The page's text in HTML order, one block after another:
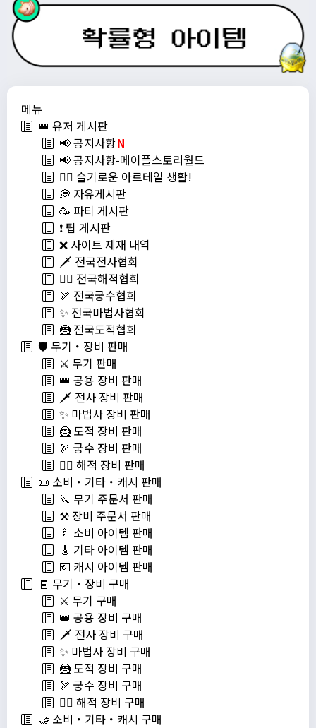
메뉴
👑 유저 게시판
📢 공지사항N
📢 공지사항-메이플스토리월드
💁‍♂ 슬기로운 아르테일 생활!
💭 자유게시판
🥳 파티 게시판
❗️ 팁 게시판
❌ 사이트 제재 내역
🗡️ 전국전사협회
🏴‍☠️ 전국해적협회
🏹 전국궁수협회
✨ 전국마법사협회
🦹 전국도적협회
🛡️ 무기・장비 판매
⚔️ 무기 판매
👑 공용 장비 판매
🗡️ 전사 장비 판매
✨ 마법사 장비 판매
🦹 도적 장비 판매
🏹 궁수 장비 판매
🏴‍☠️ 해적 장비 판매
📜 소비・기타・캐시 판매
🔪 무기 주문서 판매
⚒️ 장비 주문서 판매
🍼 소비 아이템 판매
🎸 기타 아이템 판매
💶 캐시 아이템 판매
🧾 무기・장비 구매
⚔️ 무기 구매
👑 공용 장비 구매
🗡️ 전사 장비 구매
✨ 마법사 장비 구매
🦹 도적 장비 구매
🏹 궁수 장비 구매
🏴‍☠️ 해적 장비 구매
🤝 소비・기타・캐시 구매